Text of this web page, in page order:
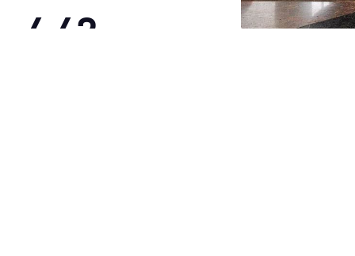
4.42